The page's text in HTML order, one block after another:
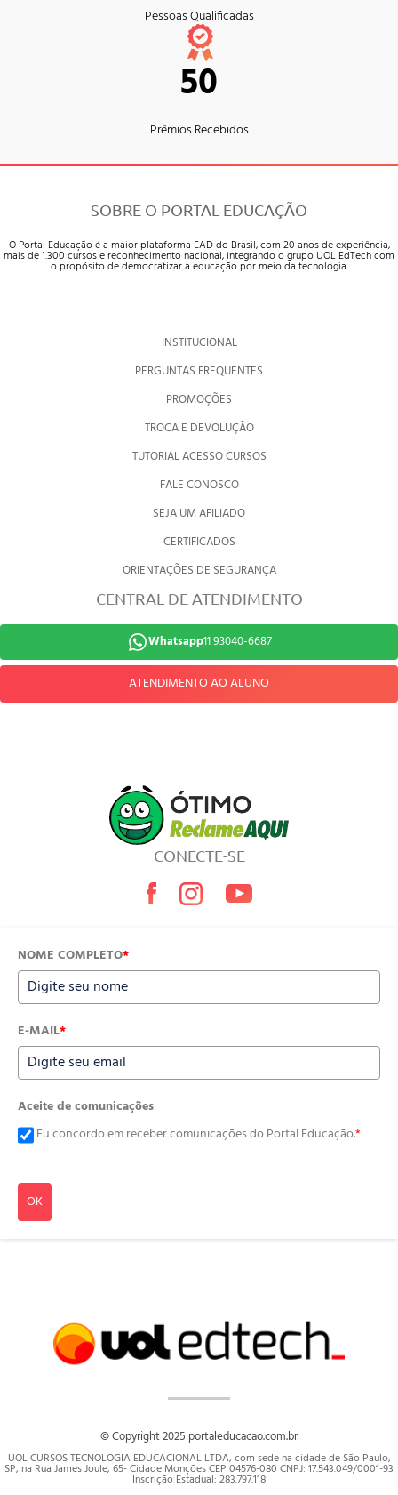
Pessoas Qualificadas
50
Prêmios Recebidos
SOBRE O PORTAL EDUCAÇÃO
O Portal Educação é a maior plataforma EAD do Brasil, com 20 anos de experiência,
mais de 1.300 cursos e reconhecimento nacional, integrando o grupo UOL EdTech com
o propósito de democratizar a educação por meio da tecnologia.
INSTITUCIONAL
PERGUNTAS FREQUENTES
PROMOÇÕES
TROCA E DEVOLUÇÃO
TUTORIAL ACESSO CURSOS
FALE CONOSCO
SEJA UM AFILIADO
CERTIFICADOS
ORIENTAÇÕES DE SEGURANÇA
CENTRAL DE ATENDIMENTO
Whatsapp11 93040-6687
ATENDIMENTO AO ALUNO
CONECTE-SE
NOME COMPLETO*
E-MAIL*
Aceite de comunicações
Eu concordo em receber comunicações do Portal Educação.*
OK
© Copyright 2025 portaleducacao.com.br
UOL CURSOS TECNOLOGIA EDUCACIONAL LTDA, com sede na cidade de São Paulo,
SP, na Rua James Joule, 65- Cidade Monções CEP 04576-080 CNPJ: 17.543.049/0001-93
Inscrição Estadual: 283.797.118